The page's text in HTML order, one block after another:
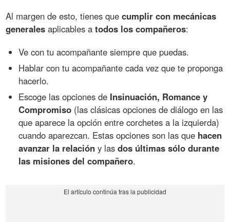
Al margen de esto, tienes quecumplir con mecánicas
generales aplicables atodos los compañeros:
Ve con tu acompañante siempre que puedas.
Hablar con tu acompañante cada vez que te proponga
hacerlo.
Escoge las opciones de Insinuación, Romance y
Compromiso (las clásicas opciones de diálogo en las
que aparece la opción entre corchetes a la izquierda)
cuando aparezcan. Estas opciones son las que hacen
avanzar la relación y lasdos últimas sólo durante
las misiones del compañero.